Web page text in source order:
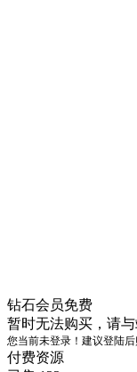
钻石会员免费
暂时无法购买，请
您当前未登录！建议登陆
付费资源